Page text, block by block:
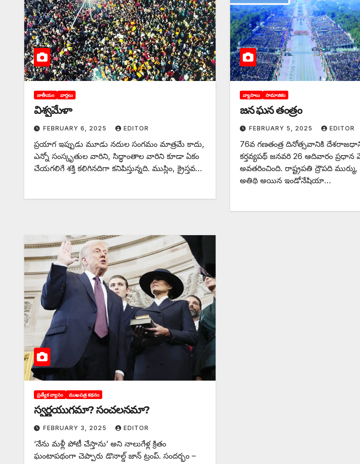
జాతీయం వార్తలు
‌విశ్వమేళా
FEBRUARY 6, 2025 EDITOR
ప్రయాగ ఇప్పుడు మూడు నదుల సంగమం మాత్రమే కాదు,
ఎన్నో సంస్కృతుల వారిని, సిద్ధాంతాల వారిని కూడా ఏకం
చేయగలిగే శక్తి కలిగినదిగా కనిపిస్తున్నది. ముస్లిం, క్రైస్తవ…
వ్యాసాలు సామాజికం
జన ఘన తంత్రం
FEBRUARY 5, 2025 EDITOR
76వ గణతంత్ర దినోత్సవానికి
కర్తవ్యపథ్‌ జనవరి 26 ఆదివారం ప్రధాన
అవతరించింది. రాష్ట్రపతి ద్రౌపది ముర్ము,
అతిథి అయిన ఇండోనేషియా…
ప్రత్యేక వ్యాసం ముఖపత్ర కథనం
స్వర్ణయుగమా? సంచలనమా?
FEBRUARY 3, 2025 EDITOR
‘నేను మళ్లీ పోటీ చేస్తాను’ అని నాలుగేళ్ల క్రితం
ఘంటాపథంగా చెప్పారు డొనాల్డ్‌ జాన్‌ ట్రంప్‌. సందర్భం –